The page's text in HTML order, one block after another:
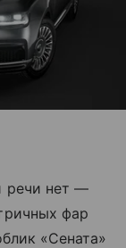
речи нет —
фар
«Сената»